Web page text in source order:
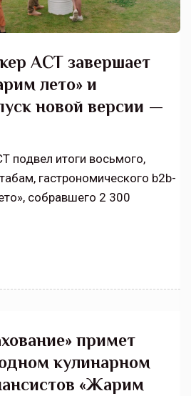
АСТ завершает
лето» и
новой версии —
подвел итоги восьмого,
гастрономического b2b-
собравшего 2 300
примет
кулинарном
«Жарим